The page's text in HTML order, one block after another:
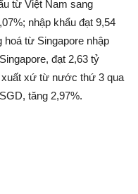
từ Việt Nam sang
nhập khẩu đạt 9,54
hoá từ Singapore nhập
đạt 2,63 tỷ
xuất xứ từ nước thứ 3 qua
tăng 2,97%.